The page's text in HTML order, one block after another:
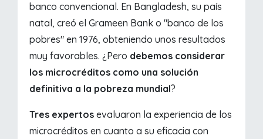
banco convencional. En Bangladesh, su país
natal, creó el Grameen Bank o "banco de los
pobres" en 1976, obteniendo unos resultados
muy favorables. ¿Pero debemos considerar
los microcréditos como una solución
definitiva a la pobreza mundial?
Tres expertos evaluaron la experiencia de los
microcréditos en cuanto a su eficacia con